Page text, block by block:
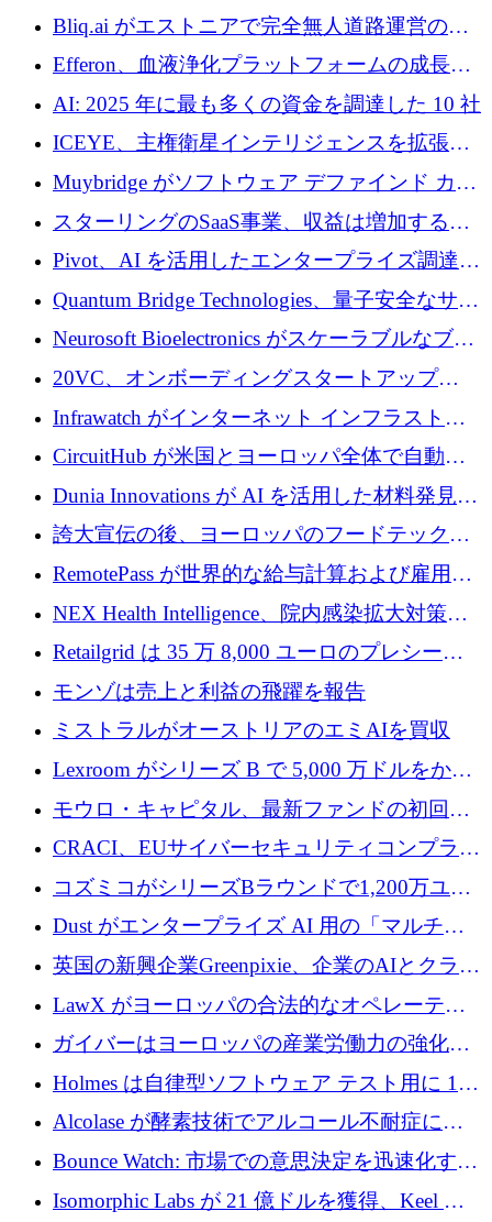
らの投資でシリーズ B を拡大
Bliq.ai がエストニアで完全無人道路運営の承
認を獲得
Efferon、血液浄化プラットフォームの成長に
250万ユーロを確保
AI: 2025 年に最も多くの資金を調達した 10 社
ICEYE、主権衛星インテリジェンスを拡張す
るために 3 億ユーロの信用枠を確保
Muybridge がソフトウェア デファインド カメ
ラ テクノロジーを拡張するためにシリーズ A
で 1,600 万ドルを調達
スターリングのSaaS事業、収益は増加するも
グループ利益は減少
Pivot、AI を活用したエンタープライズ調達プ
ラットフォームを拡大するために 4,000 万ド
ルを調達
Quantum Bridge Technologies、量子安全なサイ
バーセキュリティ インフラストラクチャの拡
Neurosoft Bioelectronics がスケーラブルなブレ
イン コンピューター インターフェイスのため
に 750 万ドルを調達
20VC、オンボーディングスタートアップ
Prelude へのシリーズ A 投資で 2,000 万ドルを
Infrawatch がインターネット インフラストラ
クチャ インテリジェンス向けに 300 万ドルの
プレシードを確保
CircuitHub が米国とヨーロッパ全体で自動電
子機器製造を拡大するために 2,800 万ドルを
Dunia Innovations が AI を活用した材料発見を
産業化するために 2 億 8,000 万ユーロのベル
リン GigaLab を発表
誇大宣伝の後、ヨーロッパのフードテックセ
クターはファンダメンタルズを中心に再構築
RemotePass が世界的な給与計算および雇用プ
ラットフォームを拡大するために 1,740 万ド
NEX Health Intelligence、院内感染拡大対策に
100万ユーロを確保
Retailgrid は 35 万 8,000 ユーロのプレシード
ラウンドで小売業のスプレッドシートをター
ゲットにしています
モンゾは売上と利益の飛躍を報告
ミストラルがオーストリアのエミAIを買収
Lexroom がシリーズ B で 5,000 万ドルをかけ
てヨーロッパ大陸法用の法律 AI を構築
モウロ・キャピタル、最新ファンドの初回ク
ローズで4億ドルを確保
CRACI、EUサイバーセキュリティコンプライ
アンスプラットフォームのために140万ユーロ
コズミコがシリーズBラウンドで1,200万ユー
ロを調達
Dust がエンタープライズ AI 用の「マルチプ
レイヤー」オペレーティング システムを構築
するシリーズ B で 4,000 万ドルを調達
英国の新興企業Greenpixie、企業のAIとクラウ
ドのエネルギー無駄を削減するために470万ポ
ンドを調達
LawX がヨーロッパの合法的なオペレーティ
ング システムを構築するために 750 万ユーロ
を調達
ガイバーはヨーロッパの産業労働力の強化に
貢献するために 140 万ユーロを獲得
Holmes は自律型ソフトウェア テスト用に 110
万ユーロのプレシードを提供して開始
Alcolase が酵素技術でアルコール不耐症に取
り組むために 150 万ユーロを調達
Bounce Watch: 市場での意思決定を迅速化する
ためのインテリジェンス層を構築する
Isomorphic Labs が 21 億ドルを獲得、Keel の